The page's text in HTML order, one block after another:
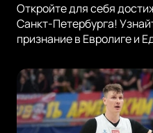
Откройте для себя
Санкт-Петербурга!
признание в Евролиге и